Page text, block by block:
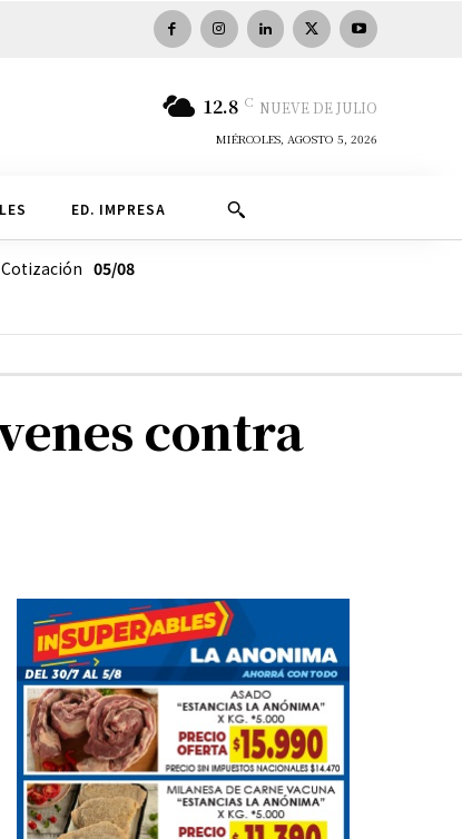
12.8 C NUEVE DE JULIO
MIÉRCOLES, AGOSTO 5, 2026
ED. IMPRESA
05/08
contra